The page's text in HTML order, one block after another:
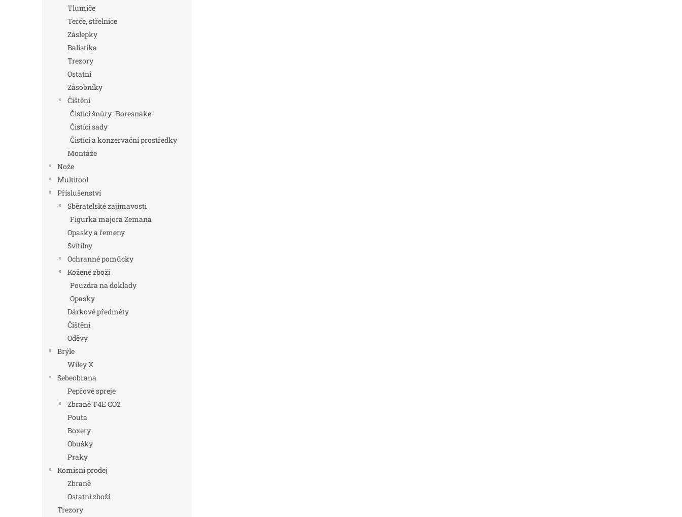
Tlumiče
Terče, střelnice
Záslepky
Balistika
Trezory
Ostatní
Zásobníky
Čištění
Čistící šnůry "Boresnake"
Čistící sady
Čistící a konzervační prostředky
Montáže
Nože
Multitool
Příslušenství
Sběratelské zajímavosti
Figurka majora Zemana
Opasky a řemeny
Svítilny
Ochranné pomůcky
Kožené zboží
Pouzdra na doklady
Opasky
Dárkové předměty
Čištění
Oděvy
Brýle
Wiley X
Sebeobrana
Pepřové spreje
Zbraně T4E CO2
Pouta
Boxery
Obušky
Praky
Komisní prodej
Zbraně
Ostatní zboží
Trezory